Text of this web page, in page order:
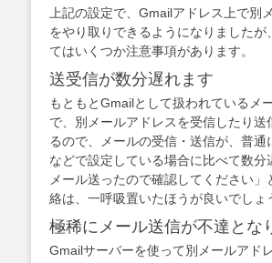
上記の設定で、Gmailアドレス上で別
をやり取りできるようになりましたが
てはいくつか注意事項があります。
送受信が数分遅れます
もともとGmailとして扱われているメ
で、別メールアドレスを受信したり送
るので、メールの受信・送信が、普通
などで設定している場合に比べて数分
メール送ったので確認してください」
絡は、一呼吸置いたほうが良いでしょ
極稀にメール送信が不達とな
Gmailサーバーを使って別メールアド